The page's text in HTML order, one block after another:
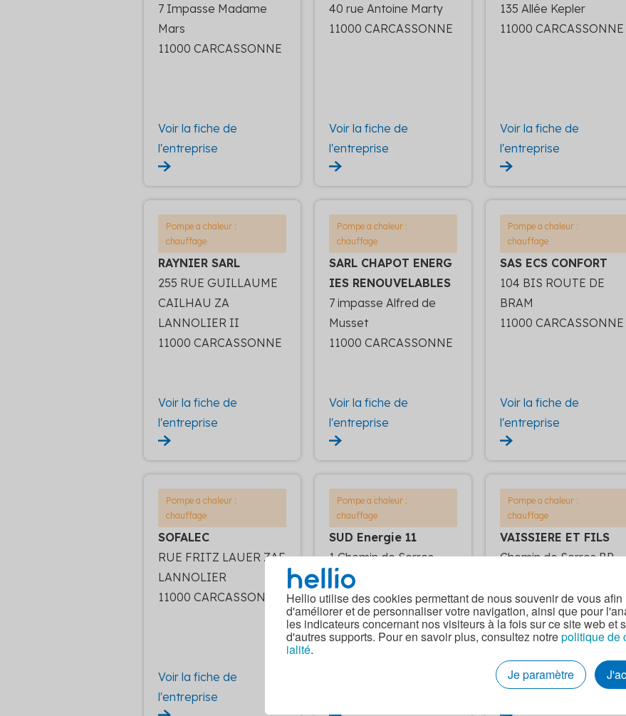
Hellio utilise des cookies permettant de nous souvenir de vous afin
d'améliorer et de personnaliser votre navigation, ainsi que pour
les indicateurs concernant nos visiteurs à la fois sur ce site web et
d'autres supports. Pour en savoir plus, consultez notrepolitique de
ialité.
Je paramètre
7 Impasse Madame
Mars
11000 CARCASSONNE
Voir la fiche de
l'entreprise
40 rue Antoine Marty
11000 CARCASSONNE
Voir la fiche de
l'entreprise
135 Allée Kepler
11000 CARCASSONNE
Voir la fiche de
l'entreprise
Pompe a chaleur :
chauffage
RAYNIER SARL
255 RUE GUILLAUME
CAILHAU ZA
LANNOLIER II
11000 CARCASSONNE
Voir la fiche de
l'entreprise
Pompe a chaleur :
chauffage
SARL CHAPOT ENERG
IES RENOUVELABLES
7 impasse Alfred de
Musset
11000 CARCASSONNE
Voir la fiche de
l'entreprise
Pompe a chaleur :
chauffage
SAS ECS CONFORT
104 BIS ROUTE DE
BRAM
11000 CARCASSONNE
Voir la fiche de
l'entreprise
Pompe a chaleur :
chauffage
SOFALEC
RUE FRITZ LAUER ZAE
LANNOLIER
11000 CARCASSONNE
Voir la fiche de
l'entreprise
Pompe a chaleur :
chauffage
SUD Energie 11
1 Chemin de Serres
11000 CARCASSONNE
Pompe a chaleur :
chauffage
VAISSIERE ET FILS
Chemin de Serres BP
11000 CARCASSONNE
Voir la fiche de